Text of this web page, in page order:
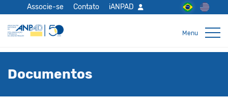
Associe-se Contato iANPAD
Documentos